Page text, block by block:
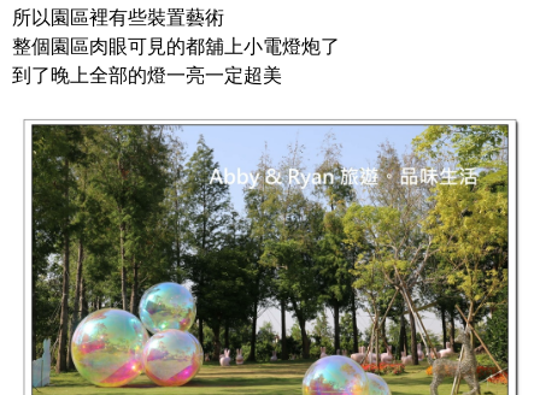
所以園區裡有些裝置藝術
整個園區肉眼可見的都舖上小電燈炮了
到了晚上全部的燈一亮一定超美